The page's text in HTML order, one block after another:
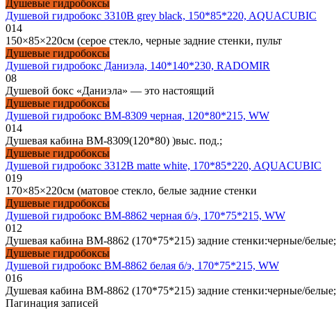
Душевые гидробоксы
Душевой гидробокс 3310B grey black, 150*85*220, AQUACUBIC
014
150×85×220см (серое стекло, черные задние стенки, пульт
Душевые гидробоксы
Душевой гидробокс Даниэла, 140*140*230, RADOMIR
08
Душевой бокс «Даниэла» — это настоящий
Душевые гидробоксы
Душевой гидробокс ВМ-8309 черная, 120*80*215, WW
014
Душевая кабина ВМ-8309(120*80) )выс. под.;
Душевые гидробоксы
Душевой гидробокс 3312B matte white, 170*85*220, AQUACUBIC
019
170×85×220см (матовое стекло, белые задние стенки
Душевые гидробоксы
Душевой гидробокс ВМ-8862 черная б/э, 170*75*215, WW
012
Душевая кабина ВМ-8862 (170*75*215) задние стенки:черные/белые;
Душевые гидробоксы
Душевой гидробокс ВМ-8862 белая б/э, 170*75*215, WW
016
Душевая кабина ВМ-8862 (170*75*215) задние стенки:черные/белые;
Пагинация записей